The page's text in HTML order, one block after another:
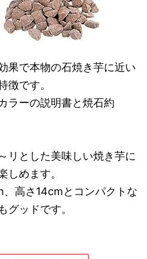
果で本物の石焼き芋に近い
徴です。
ラーの説明書と焼石約
リとした美味しい焼き芋に
しめます。
高さ14cmとコンパクトな
グッドです。